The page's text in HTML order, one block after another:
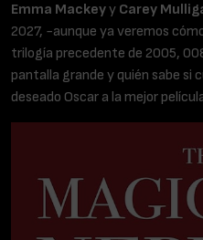
Emma Mackeyy Carey
2027, -aunque ya veremos
trilogía precedente de 2005,
pantalla grande y quién sabe si
deseado Oscar a la mejor